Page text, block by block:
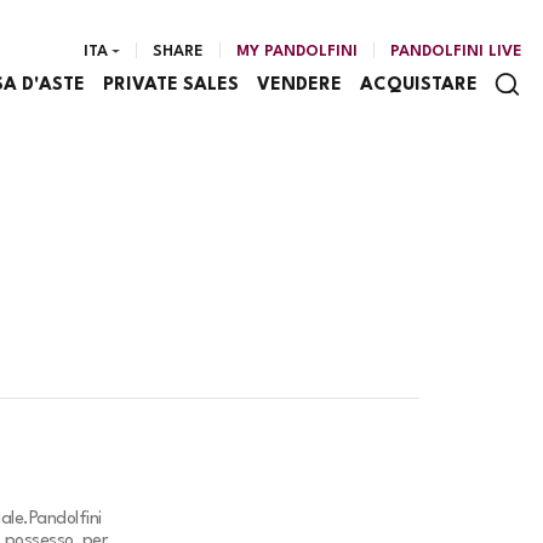
ITA SHARE MY PANDOLFINI PANDOLFINI LIVE
D'ASTE PRIVATE SALES VENDERE ACQUISTARE
Pandolfini